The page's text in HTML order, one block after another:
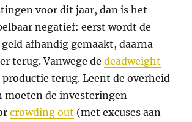
voor dit jaar, dan is het
negatief: eerst wordt de
afhandig gemaakt, daarna
terug. Vanwege dedeadweight
terug. Leent de overheid
moeten de investeringen
crowding out (met excuses aan